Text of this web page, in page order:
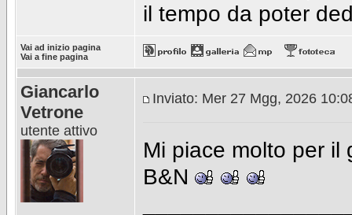
il tempo da poter
Vai ad inizio pagina
Vai a fine pagina
Giancarlo
Vetrone
utente attivo
Inviato: Mer 27 Mgg, 2026
Mi piace molto per il
B&N